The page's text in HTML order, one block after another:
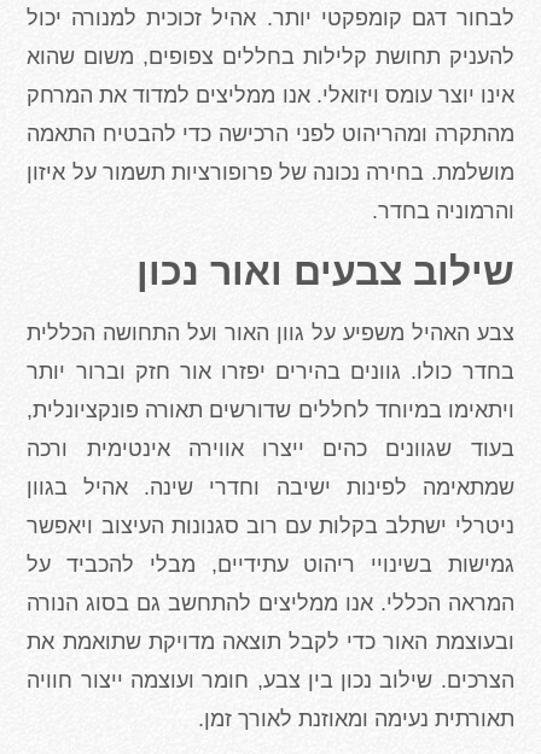
לבחור דגם קומפקטי יותר. אהיל זכוכית למנורה יכול
להעניק תחושת קלילות בחללים צפופים, משום שהוא
אינו יוצר עומס ויזואלי. אנו ממליצים למדוד את המרחק
מהתקרה ומהריהוט לפני הרכישה כדי להבטיח התאמה
מושלמת. בחירה נכונה של פרופורציות תשמור על איזון
והרמוניה בחדר.
שילוב צבעים ואור נכון
צבע האהיל משפיע על גוון האור ועל התחושה הכללית
בחדר כולו. גוונים בהירים יפזרו אור חזק וברור יותר
ויתאימו במיוחד לחללים שדורשים תאורה פונקציונלית,
בעוד שגוונים כהים ייצרו אווירה אינטימית ורכה
שמתאימה לפינות ישיבה וחדרי שינה. אהיל בגוון
ניטרלי ישתלב בקלות עם רוב סגנונות העיצוב ויאפשר
גמישות בשינויי ריהוט עתידיים, מבלי להכביד על
המראה הכללי. אנו ממליצים להתחשב גם בסוג הנורה
ובעוצמת האור כדי לקבל תוצאה מדויקת שתואמת את
הצרכים. שילוב נכון בין צבע, חומר ועוצמה ייצור חוויה
תאורתית נעימה ומאוזנת לאורך זמן.